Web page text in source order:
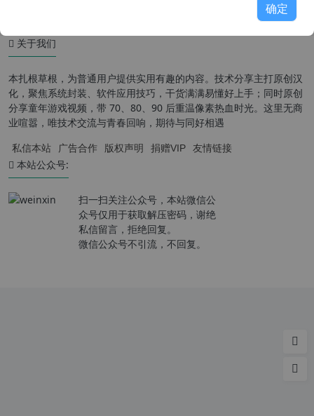
关于我们
本扎根草根，为普通用户提供实用有趣的内容。技术分享主打原创汉
化，聚焦系统封装、软件应用技巧，干货满满易懂好上手；同时原创
分享童年游戏视频，带 70、80、90 后重温像素热血时光。这里无商
业喧嚣，唯技术交流与青春回响，期待与同好相遇
私信本站 广告合作 版权声明 捐赠VIP 友情链接
本站公众号:
扫一扫关注公众号，本站微信公
众号仅用于获取解压密码，谢绝
私信留言，拒绝回复。
微信公众号不引流，不回复。
确定